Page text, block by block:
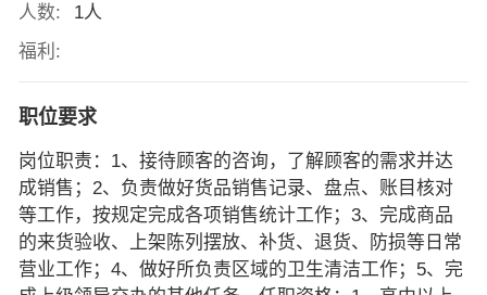
人数:
1人
福利:
职位要求
岗位职责：1、接待顾客的咨询，了解顾客的需求并达
成销售；2、负责做好货品销售记录、盘点、账目核对
等工作，按规定完成各项销售统计工作；3、完成商品
的来货验收、上架陈列摆放、补货、退货、防损等日常
营业工作；4、做好所负责区域的卫生清洁工作；5、完